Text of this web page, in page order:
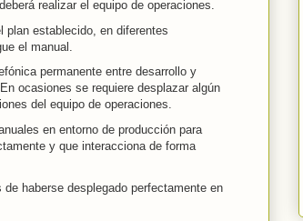
realizar el equipo de operaciones.
plan establecido, en diferentes
el manual.
permanente entre desarrollo y
ocasiones se requiere desplazar algún
del equipo de operaciones.
en entorno de producción para
y que interacciona de forma
haberse desplegado perfectamente en